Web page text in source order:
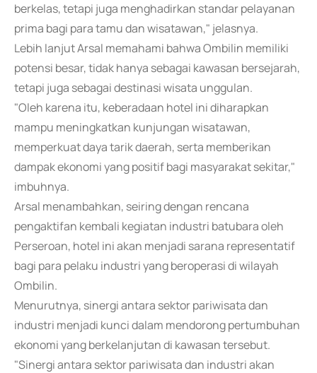
berkelas, tetapi juga menghadirkan standar pelayanan
prima bagi para tamu dan wisatawan," jelasnya.
Lebih lanjut Arsal memahami bahwa Ombilin memiliki
potensi besar, tidak hanya sebagai kawasan bersejarah,
tetapi juga sebagai destinasi wisata unggulan.
"Oleh karena itu, keberadaan hotel ini diharapkan
mampu meningkatkan kunjungan wisatawan,
memperkuat daya tarik daerah, serta memberikan
dampak ekonomi yang positif bagi masyarakat sekitar,"
imbuhnya.
Arsal menambahkan, seiring dengan rencana
pengaktifan kembali kegiatan industri batubara oleh
Perseroan, hotel ini akan menjadi sarana representatif
bagi para pelaku industri yang beroperasi di wilayah
Ombilin.
Menurutnya, sinergi antara sektor pariwisata dan
industri menjadi kunci dalam mendorong pertumbuhan
ekonomi yang berkelanjutan di kawasan tersebut.
"Sinergi antara sektor pariwisata dan industri akan